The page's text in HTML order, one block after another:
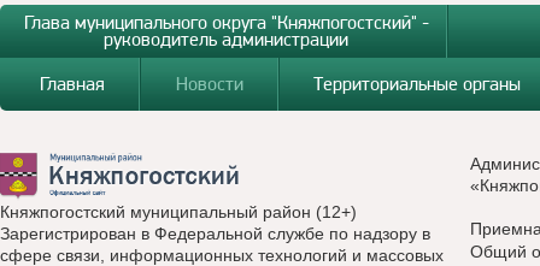
Глава муниципального округа "Княжпогостский" -
руководитель администрации
Главная
Новости Территориальные органы
Княжпогостский муниципальный район (12+)
Зарегистрирован в Федеральной службе по надзору в
сфере связи, информационных технологий и массовых
Общий